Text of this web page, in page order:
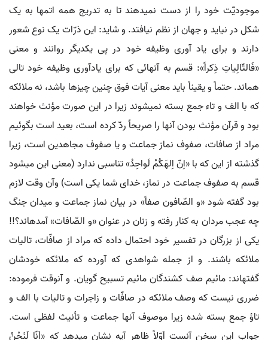
موجودیّت خود را از دست نمی‏دهند تا به تدریج همه اتمها به یک
شکل در نیاید و جهان از نظم نیافتد. و شاید: این ذرّات یک نوع شعور
دارند و برای یاد آوری وظیفه خود در پی یکدیگر روانند و معنی
«فَالتّالِیاتِ ذِکراً»: قسم به آنهائی که برای یادآوری وظیفه خود تالی
هم‏اند. حتماً و یقیناً باید معنی آیات فوق چنین چیزها باشد، نه ملائکه
که با الف و تاء جمع بسته نمی‏شوند زیرا در این صورت مؤنث خواهند
بود و قرآن مؤنث بودن آنها را صریحاً ردّ کرده است، بعید است بگوئیم
مراد از صافات، صفوف نماز جماعت و یا صفوف مجاهدین است، زیرا
گذشته از این که با «اِنّ اِلهَکُمْ لَواحِدُ» تناسبی ندارد (معنی این می‏شود
قسم به صفوف جماعت در نماز، خدای شما یکی است) وآن وقت لازم
بود گفته شود «و الصّافون صفاً» در بیان نماز جماعت و میدان جنگ
چه عجب مردان به کنار رفته و زنان در عنوان «و الصّافات» آمده‏اند؟!!
یکی از بزرگان در تفسیر خود احتمال داده که مراد از صافّات، تالیات
ملائکه باشند. و از جمله شواهدی که آورده که ملائکه خودشان
گفته‏اند: مائیم صف کشندگان مائیم تسبیح گویان. و آنوقت فرموده:
ضرری نیست که وصف ملائکه در صافّات و زاجرات و تالیات با الف و
تاؤ جمع بسته شده زیرا موصوف آنها جماعت و تأنیث لفظی است.
جواب این سخن آنست اَوّلاً ظاهر آیه نشان می‏دهد که «اَنّا لَنَحْنُ